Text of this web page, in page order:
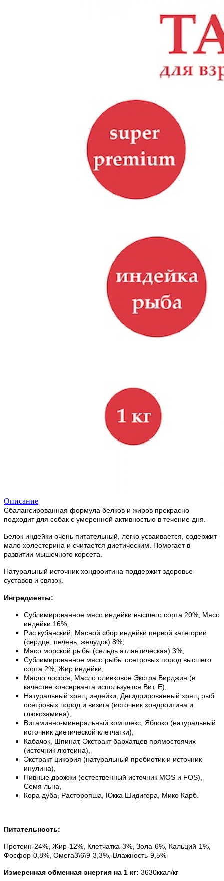
Описание
Сбалансированная формула белков и жиров прекрасно
подходит для собак с умеренной активностью в течение дня.
Белок индейки очень питательный, легко усваивается, содержит
мало холестерина и считается диетическим. Помогает в
развитии мышечного корсета.
Натуральный источник хондроитина поддержит здоровье
суставов и связок.
Ингредиенты:
Сублимированное мясо индейки высшего сорта 20%, Мясо
индейки 16%,
Рис кубанский, Мясной сбор индейки первой категории
(сердце, печень, желудок) 8%,
Мясо морской рыбы (сельдь атлантическая) 3%,
Сублимированное мясо рыбы осетровых пород высшего
сорта 2%, Жир индейки,
Масло лосося, Масло оливковое Экстра Вирджин (в
качестве консерванта используется Вит. E),
Натуральный хрящ индейки, Дегидрированный хрящ рыб
осетровых пород и визига (источник хондроитина и
глюкозамина),
Витаминно-минеральный комплекс, Яблоко (натуральный
источник диетической клетчатки),
Кабачок, Шпинат, Экстракт бархатцев прямостоячих
(источник лютеина),
Экстракт цикория (натуральный пребиотик и источник
инулина),
Пивные дрожжи (естественный источник MOS и FOS),
Семя льна,
Кора дуба, Расторопша, Юкка Шидигера, Мико Карб.
Питательность:
Протеин-24%, Жир-12%, Клетчатка-3%, Зола-6%, Кальций-1%,
Фосфор-0,8%, Омега3\6\9-3,3%, Влажность-9,5%
Измеренная обменная энергия на 1 кг: 3630ккал/кг